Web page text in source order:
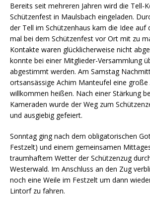
Bereits seit mehreren Jahren wird die Tell-
Schützenfest in Maulsbach eingeladen.
der Tell im Schützenhaus kam die Idee auf
mal bei dem Schützenfest vor Ort mit zu
Kontakte waren glücklicherweise nicht
konnte bei einer Mitglieder-Versammlung
abgestimmt werden. Am Samstag
ortsansässige Achim Manteufel eine große
willkommen heißen. Nach einer Stärkung
Kameraden wurde der Weg zum
und ausgiebig gefeiert.
Sonntag ging nach dem obligatorischen
Festzelt) und einem gemeinsamen
traumhaftem Wetter der Schützenzug
Westerwald. Im Anschluss an den Zug
noch eine Weile im Festzelt um dann
Lintorf zu fahren.